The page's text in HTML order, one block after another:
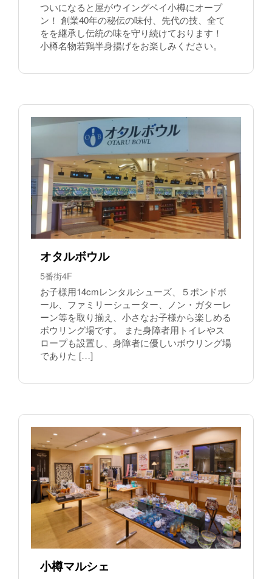
ついになると屋がウイングベイ小樽にオープ
ン！ 創業40年の秘伝の味付、先代の技、全て
をを継承し伝統の味を守り続けております！
小樽名物若鶏半身揚げをお楽しみください。
オタルボウル
5番街4F
お子様用14cmレンタルシューズ、５ポンドボ
ール、ファミリーシューター、ノン・ガターレ
ーン等を取り揃え、小さなお子様から楽しめる
ボウリング場です。 また身障者用トイレやス
ロープも設置し、身障者に優しいボウリング場
でありた […]
小樽マルシェ